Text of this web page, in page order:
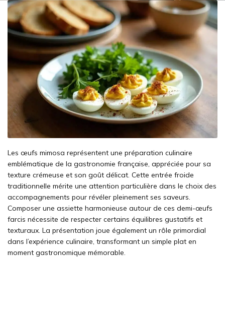
Les œufs mimosa représentent une préparation culinaire
emblématique de la gastronomie française, appréciée pour sa
texture crémeuse et son goût délicat. Cette entrée froide
traditionnelle mérite une attention particulière dans le choix des
accompagnements pour révéler pleinement ses saveurs.
Composer une assiette harmonieuse autour de ces demi-œufs
farcis nécessite de respecter certains équilibres gustatifs et
texturaux. La présentation joue également un rôle primordial
dans l’expérience culinaire, transformant un simple plat en
moment gastronomique mémorable.